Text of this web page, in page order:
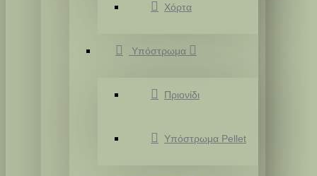
Χόρτα
Υπόστρωμα
Πριονίδι
Υπόστρωμα Pellet